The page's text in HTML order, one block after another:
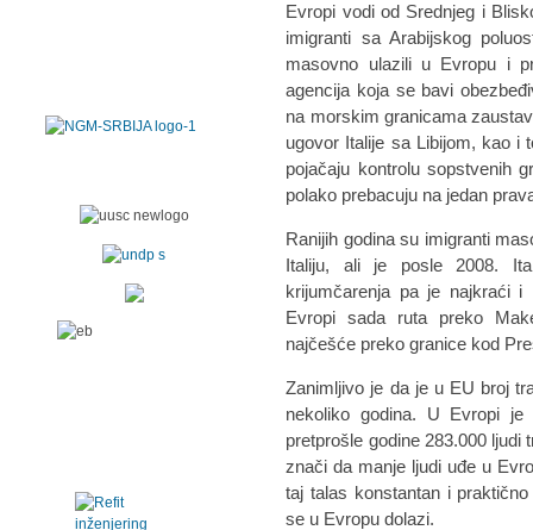
Evropi vodi od Srednjeg i
imigranti sa Arabijskog
masovno ulazili u Evropu i
agencija koja se bavi
na morskim granicama
ugovor Italije sa Libijom, kao i
pojačaju kontrolu sopstvenih
polako prebacuju na jedan
Ranijih godina su imigranti
Italiju, ali je posle 2008.
krijumčarenja pa je najkraći
Evropi sada ruta preko
najčešće preko granice kod
Zanimljivo je da je u EU broj
nekoliko godina. U Evropi
pretprošle godine 283.000 ljudi
znači da manje ljudi uđe u
taj talas konstantan i
se u Evropu dolazi.